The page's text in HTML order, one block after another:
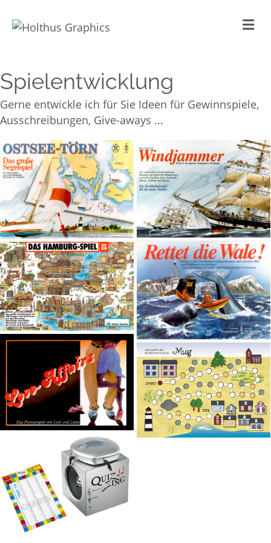
Spielentwicklung
Gerne entwickle ich für Sie Ideen für Gewinnspiele,
Ausschreibungen, Give-aways ...